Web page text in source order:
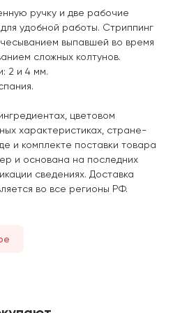
ручку и две рабочие
удобной работы. Стриппинг
выпавшей во время
сложных колтунов.
2 и 4 мм.
цветовом
характеристиках, стране-
и комплекте поставки товара
и основана на последних
сведениях. Доставка
во все регионы РФ.